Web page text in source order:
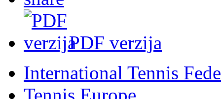
PDF verzija
International Tennis